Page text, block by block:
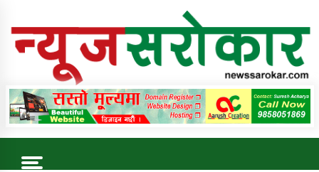
Online News Portal